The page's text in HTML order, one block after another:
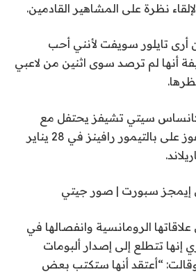
نظرة على المشاهير القادمين.
أرى تايلور سويفت لأنني أحب
أنها لم ترصد سوى اثنين من لاعبي
سيتي تشيفز يحتفل مع
تايلور سويفت بعد الفوز على بالتيمور رافينز في 28 يناير
إيمجز سبورت | صور جيتي
الرومانسية وانفصالها في
إنها تتطلع إلى إصدار ألبومات
وقالت: “أعتقد أنها ستكتب بعض